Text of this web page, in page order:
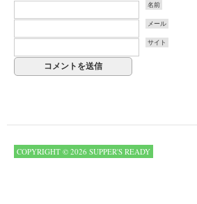
名前
メール
サイト
COPYRIGHT © 2026 SUPPER'S READY